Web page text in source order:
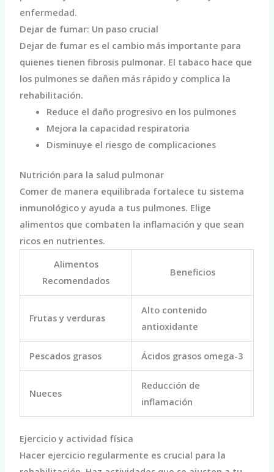
enfermedad.
Dejar de fumar: Un paso crucial
Dejar de fumar es el cambio más importante para
quienes tienen fibrosis pulmonar. El tabaco hace que
los pulmones se dañen más rápido y complica la
rehabilitación.
Reduce el daño progresivo en los pulmones
Mejora la capacidad respiratoria
Disminuye el riesgo de complicaciones
Nutrición para la salud pulmonar
Comer de manera equilibrada fortalece tu sistema
inmunológico y ayuda a tus pulmones. Elige
alimentos que combaten la inflamación y que sean
ricos en nutrientes.
Alimentos
Recomendados
Beneficios
Frutas y verduras
Alto contenido
antioxidante
Pescados grasos Ácidos grasos omega-3
Nueces
Reducción de
inflamación
Ejercicio y actividad física
Hacer ejercicio regularmente es crucial para la